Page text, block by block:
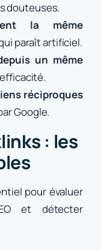
douteuses.
la même
paraît artificiel.
un même
réciproques
Google.
: les
pour évaluer
et détecter